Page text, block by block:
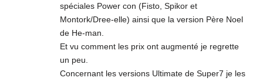
spéciales Power con (Fisto, Spikor et
Montork/Dree-elle) ainsi que la version Père Noel
de He-man.
Et vu comment les prix ont augmenté je regrette
un peu.
Concernant les versions Ultimate de Super7 je les